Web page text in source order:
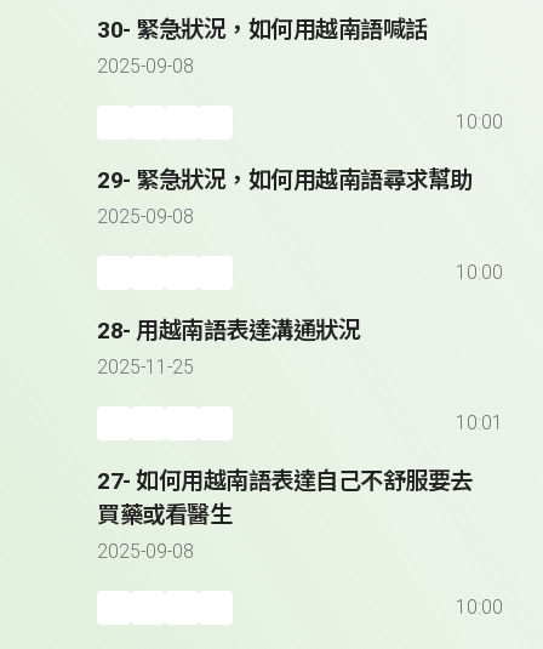
30- 緊急狀況，如何用越南語喊話
2025-09-08
10:00
29- 緊急狀況，如何用越南語尋求幫助
2025-09-08
10:00
28- 用越南語表達溝通狀況
2025-11-25
10:01
27- 如何用越南語表達自己不舒服要去
買藥或看醫生
2025-09-08
10:00